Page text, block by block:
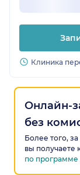
Клиника
Онлайн-
без
Более того,
вы получаете
по программе